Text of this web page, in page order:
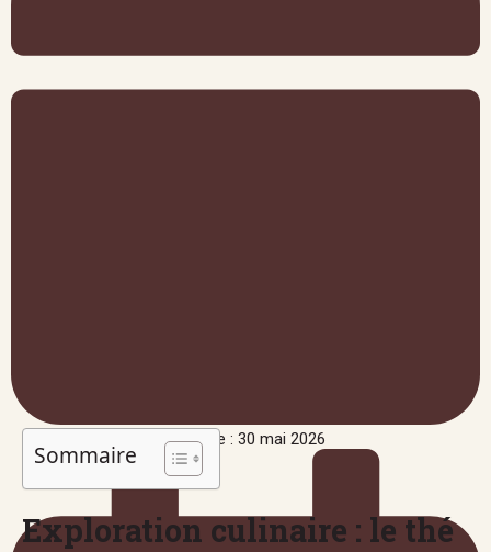
Publié le : 30 mai 2026
Sommaire
Exploration culinaire : le thé